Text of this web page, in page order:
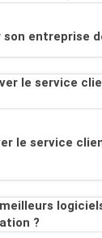
entreprise
le service